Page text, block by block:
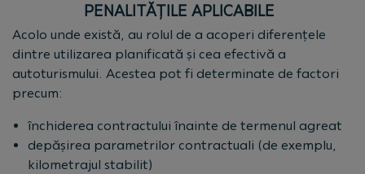
PENALITĂȚILE APLICABILE
Acolo unde există, au rolul de a acoperi diferențele
dintre utilizarea planificată și cea efectivă a
autoturismului. Acestea pot fi determinate de factori
precum:
închiderea contractului înainte de termenul agreat
depășirea parametrilor contractuali (de exemplu,
kilometrajul stabilit)